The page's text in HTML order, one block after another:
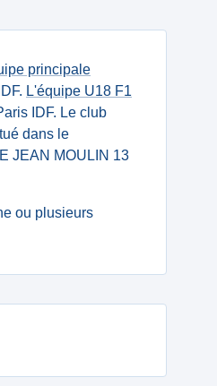
principale
L'équipe U18 F1
IDF. Le club
dans le
JEAN MOULIN 13
ou plusieurs